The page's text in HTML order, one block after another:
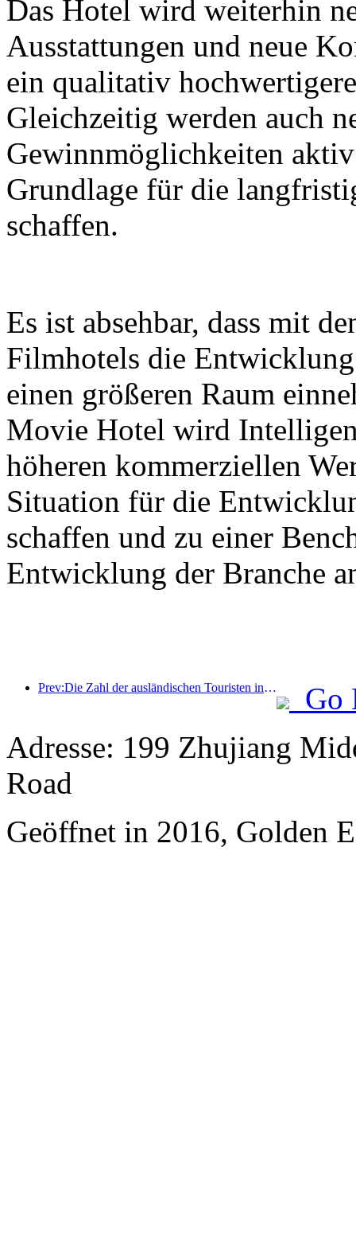
Das Hotel wird weiterhin
Ausstattungen und neue
ein qualitativ
Gleichzeitig werden auch
Gewinnmöglichkeiten
Grundlage für die
schaffen.
Es ist absehbar, dass mit
Filmhotels die
einen größeren Raum
Movie Hotel wird
höheren kommerziellen
Situation für die
schaffen und zu einer
Entwicklung der Branche
Prev:Die Zahl der ausländischen Touristen in China stieg im ersten Quartal um 40 %
Go
Adresse: 199 Zhujiang
Road
Geöffnet in 2016, Golden